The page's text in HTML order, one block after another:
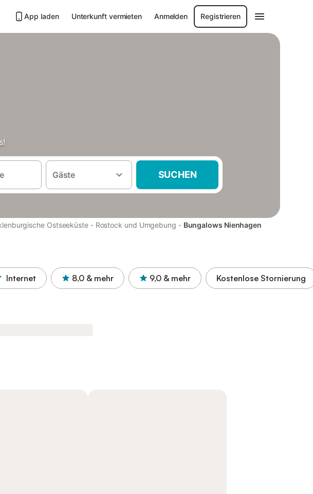
App laden Unterkunft vermieten Anmelden Registrieren
Gäste SUCHEN
Ostseeküste · Rostock und Umgebung · Bungalows Nienhagen
Internet 8,0 & mehr 9,0 & mehr Kostenlose Stornierung